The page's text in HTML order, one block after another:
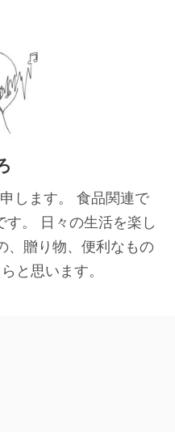
します。 食品関連で
す。 日々の生活を楽し
、贈り物、便利なもの
と思います。